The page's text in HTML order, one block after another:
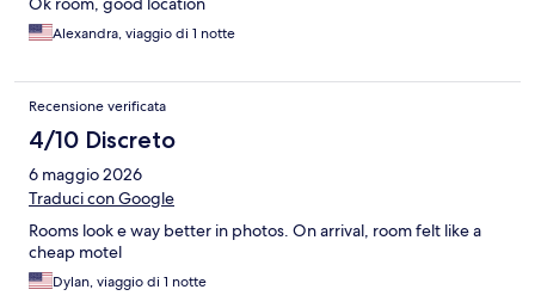
Alexandra, viaggio di 1 notte
Recensione verificata
4/10 Discreto
6 maggio 2026
Traduci con Google
Rooms look e way better in photos. On arrival, room felt like a
cheap motel
Dylan, viaggio di 1 notte